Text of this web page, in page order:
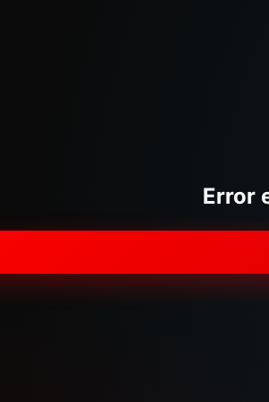
Error